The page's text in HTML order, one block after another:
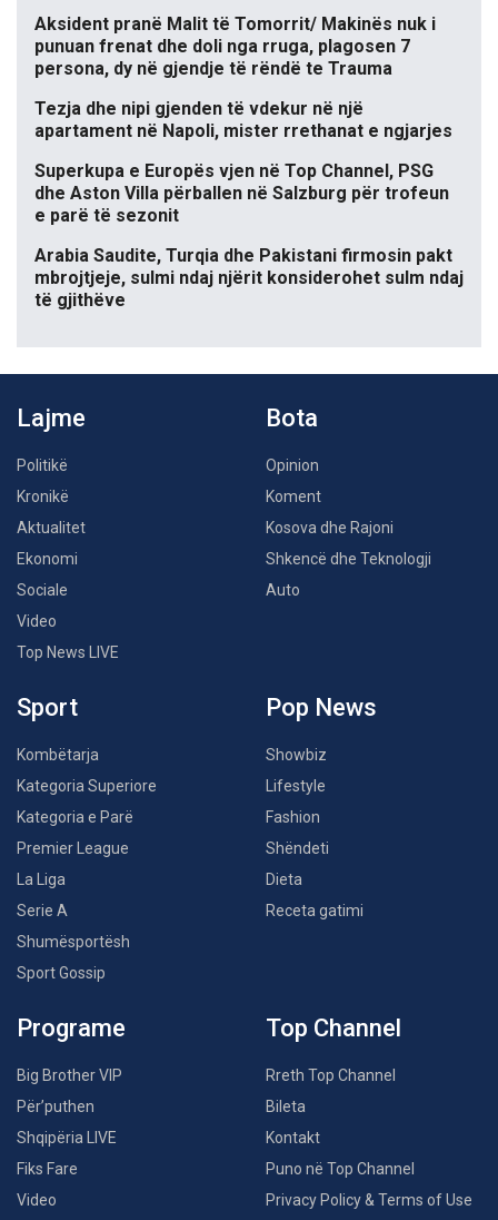
Aksident pranë Malit të Tomorrit/ Makinës nuk i
punuan frenat dhe doli nga rruga, plagosen 7
persona, dy në gjendje të rëndë te Trauma
Tezja dhe nipi gjenden të vdekur në një
apartament në Napoli, mister rrethanat e ngjarjes
Superkupa e Europës vjen në Top Channel, PSG
dhe Aston Villa përballen në Salzburg për trofeun
e parë të sezonit
Arabia Saudite, Turqia dhe Pakistani firmosin pakt
mbrojtjeje, sulmi ndaj njërit konsiderohet sulm ndaj
të gjithëve
Lajme
Politikë
Kronikë
Aktualitet
Ekonomi
Sociale
Video
Top News LIVE
Bota
Opinion
Koment
Kosova dhe Rajoni
Shkencë dhe Teknologji
Auto
Sport
Kombëtarja
Kategoria Superiore
Kategoria e Parë
Premier League
La Liga
Serie A
Shumësportësh
Sport Gossip
Pop News
Showbiz
Lifestyle
Fashion
Shëndeti
Dieta
Receta gatimi
Programe
Big Brother VIP
Për’puthen
Shqipëria LIVE
Fiks Fare
Video
Top Channel
Rreth Top Channel
Bileta
Kontakt
Puno në Top Channel
Privacy Policy & Terms of Use